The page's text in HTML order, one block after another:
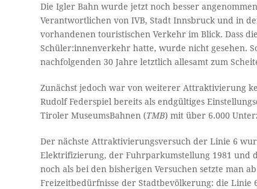
Die Igler Bahn wurde jetzt noch besser
Verantwortlichen von IVB, Stadt Innsbruck und in
vorhandenen touristischen Verkehr im Blick. Dass
Schüler:innenverkehr hatte, wurde nicht gesehen.
nachfolgenden 30 Jahre letztlich allesamt zum
Zunächst jedoch war von weiterer Attraktivierung
Rudolf Federspiel bereits als endgültiges
Tiroler MuseumsBahnen (TMB) mit über 6.000
Der nächste Attraktivierungsversuch der Linie 6
Elektrifizierung, der Fuhrparkumstellung 1981 und
noch als bei den bisherigen Versuchen setzte man
Freizeitbedürfnisse der Stadtbevölkerung: die